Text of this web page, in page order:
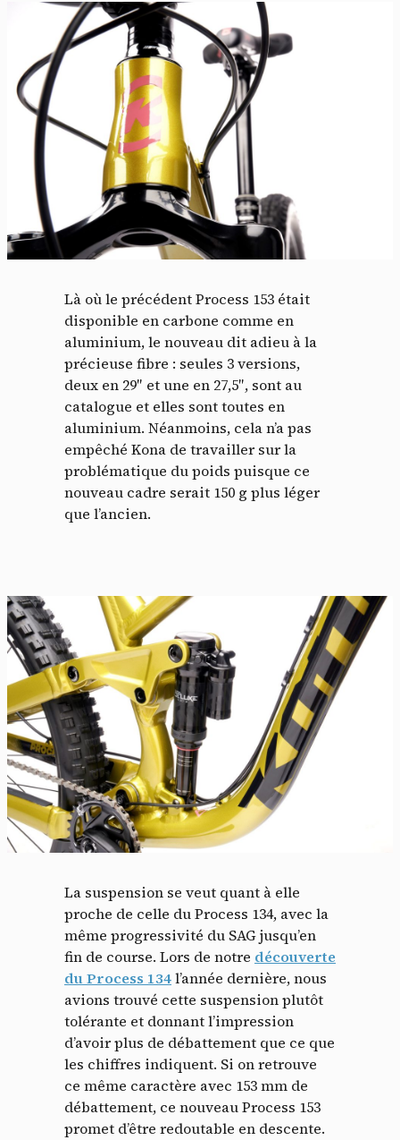
Là où le précédent Process 153 était
disponible en carbone comme en
aluminium, le nouveau dit adieu à la
précieuse fibre : seules 3 versions,
deux en 29″ et une en 27,5″, sont au
catalogue et elles sont toutes en
aluminium. Néanmoins, cela n’a pas
empêché Kona de travailler sur la
problématique du poids puisque ce
nouveau cadre serait 150 g plus léger
que l’ancien.
La suspension se veut quant à elle
proche de celle du Process 134, avec la
même progressivité du SAG jusqu’en
fin de course. Lors de notre découverte
du Process 134l’année dernière, nous
avions trouvé cette suspension plutôt
tolérante et donnant l’impression
d’avoir plus de débattement que ce que
les chiffres indiquent. Si on retrouve
ce même caractère avec 153 mm de
débattement, ce nouveau Process 153
promet d’être redoutable en descente.